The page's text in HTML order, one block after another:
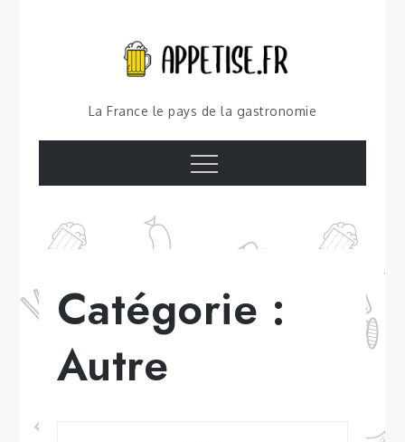
La France le pays de la gastronomie
Menu
Catégorie :
Autre